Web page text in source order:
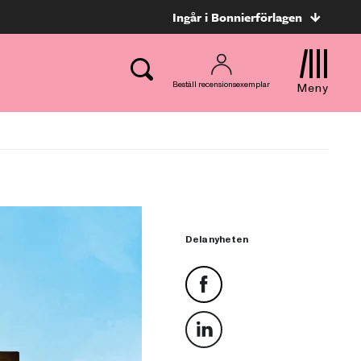
Ingår i Bonnierförlagen
Beställ recensionsexemplar Meny
Dela nyheten